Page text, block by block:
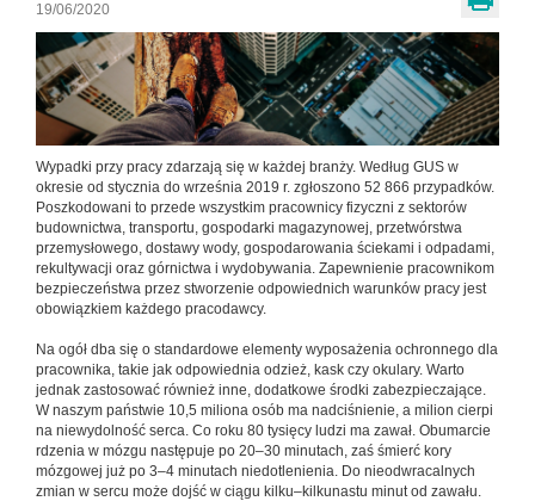
19/06/2020
Wypadki przy pracy zdarzają się w każdej branży. Według GUS w
okresie od stycznia do września 2019 r. zgłoszono 52 866 przypadków.
Poszkodowani to przede wszystkim pracownicy fizyczni z sektorów
budownictwa, transportu, gospodarki magazynowej, przetwórstwa
przemysłowego, dostawy wody, gospodarowania ściekami i odpadami,
rekultywacji oraz górnictwa i wydobywania. Zapewnienie pracownikom
bezpieczeństwa przez stworzenie odpowiednich warunków pracy jest
obowiązkiem każdego pracodawcy.
Na ogół dba się o standardowe elementy wyposażenia ochronnego dla
pracownika, takie jak odpowiednia odzież, kask czy okulary. Warto
jednak zastosować również inne, dodatkowe środki zabezpieczające.
W naszym państwie 10,5 miliona osób ma nadciśnienie, a milion cierpi
na niewydolność serca. Co roku 80 tysięcy ludzi ma zawał. Obumarcie
rdzenia w mózgu następuje po 20–30 minutach, zaś śmierć kory
mózgowej już po 3–4 minutach niedotlenienia. Do nieodwracalnych
zmian w sercu może dojść w ciągu kilku–kilkunastu minut od zawału.